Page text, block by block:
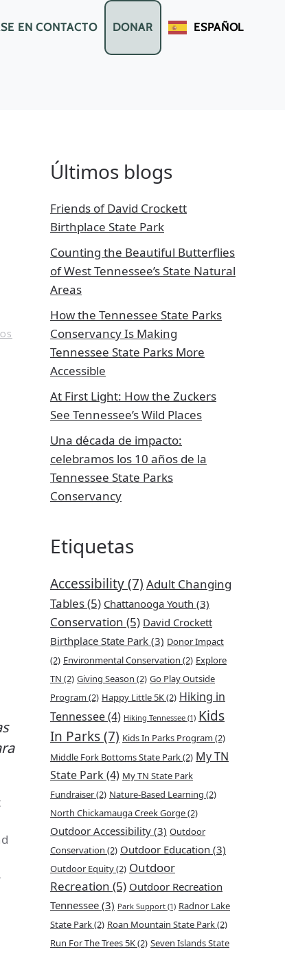
EN CONTACTO DONAR ESPAÑOL
Últimos blogs
Friends of David Crockett
Birthplace State Park
Counting the Beautiful Butterflies
of West Tennessee’s State Natural
Areas
How the Tennessee State Parks
Conservancy Is Making
Tennessee State Parks More
Accessible
At First Light: How the Zuckers
See Tennessee’s Wild Places
Una década de impacto:
celebramos los 10 años de la
Tennessee State Parks
Conservancy
Etiquetas
Accessibility(7) Adult Changing
Tables(5) Chattanooga Youth (3)
Conservation (5) David Crockett
Birthplace State Park (3) Donor Impact
(2) Environmental Conservation (2) Explore
TN (2) Giving Season (2) Go Play Outside
Program (2) Happy Little 5K(2) Hiking in
Tennessee(4) Hiking Tennessee (1) Kids
In Parks(7) Kids In Parks Program (2)
Middle Fork Bottoms State Park(2) My TN
State Park(4) My TN State Park
Fundraiser(2) Nature-Based Learning (2)
North Chickamauga Creek Gorge(2)
Outdoor Accessibility (3) Outdoor
Conservation (2) Outdoor Education (3)
Outdoor Equity(2) Outdoor
Recreation (5) Outdoor Recreation
Tennessee (3) Park Support (1) Radnor Lake
State Park(2) Roan Mountain State Park(2)
Run For The Trees 5K(2) Seven Islands State